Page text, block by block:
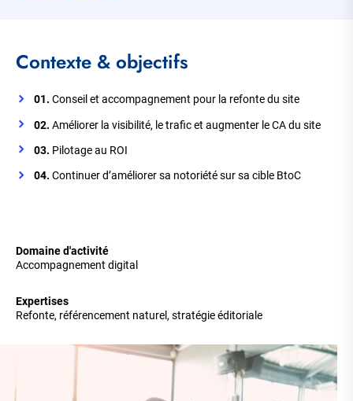
de
la
Contexte & objectifs
01. Conseil et accompagnement pour la refonte du site
02. Améliorer la visibilité, le trafic et augmenter le CA du site
03. Pilotage au ROI
04. Continuer d’améliorer sa notoriété sur sa cible BtoC
Domaine d'activité
Accompagnement digital
Expertises
Refonte, référencement naturel, stratégie éditoriale